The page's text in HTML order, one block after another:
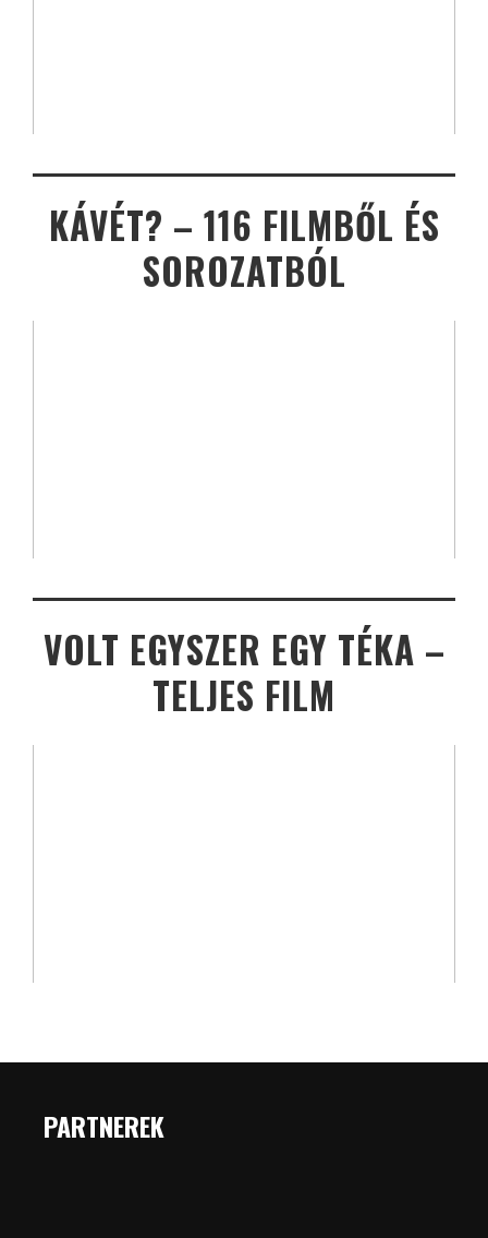
KÁVÉT? – 116 FILMBŐL ÉS
SOROZATBÓL
VOLT EGYSZER EGY TÉKA –
TELJES FILM
PARTNEREK